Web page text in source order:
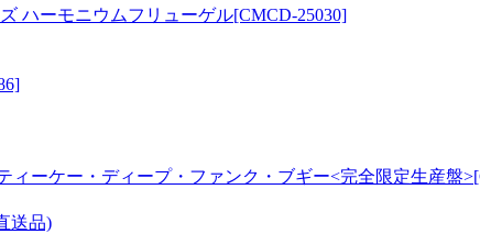
ハーモニウムフリューゲル[CMCD-25030]
ィーケー・ディープ・ファンク・ブギー<完全限定生産盤
送品)